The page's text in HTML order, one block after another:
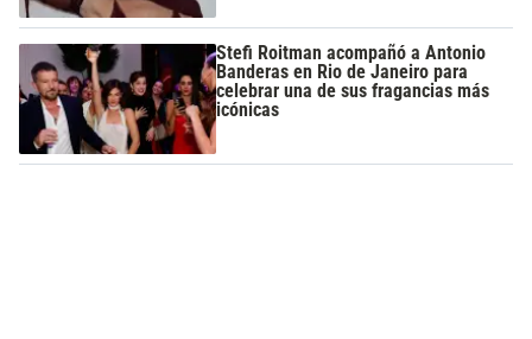
Stefi Roitman acompañó a Antonio
Banderas en Rio de Janeiro para
celebrar una de sus fragancias más
icónicas